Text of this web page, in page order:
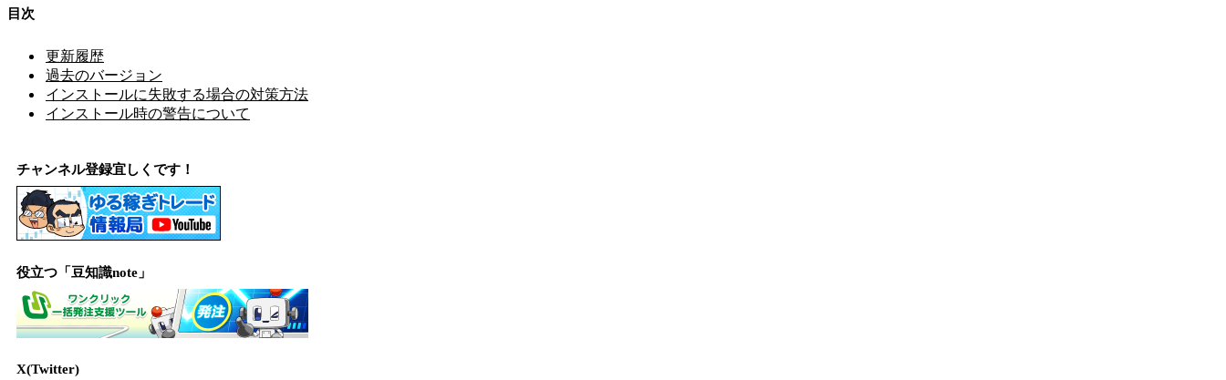
目次
更新履歴
過去のバージョン
インストールに失敗する場合の対策方法
インストール時の警告について
チャンネル登録宜しくです！
役立つ「豆知識note」
X(Twitter)